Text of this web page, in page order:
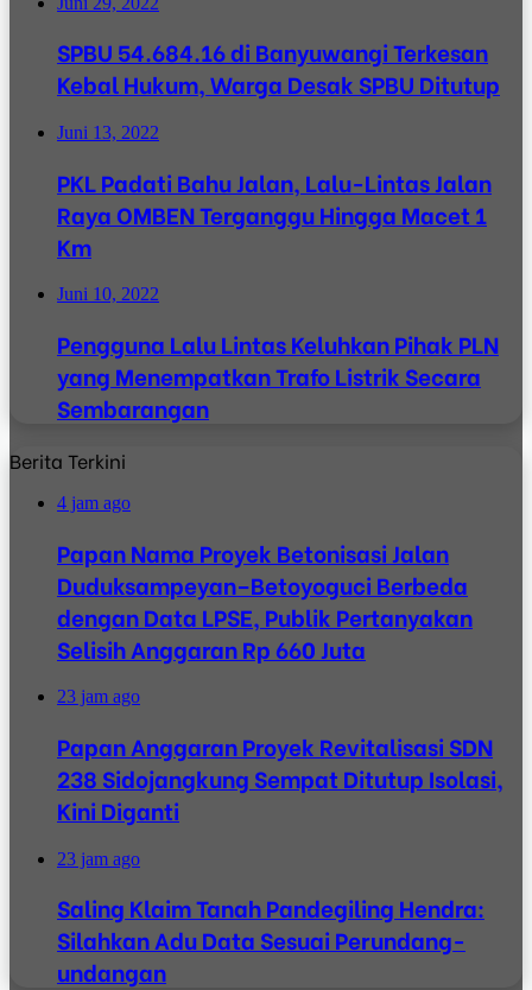
SPBU 54.684.16 di Banyuwangi Terkesan
Kebal Hukum, Warga Desak SPBU Ditutup
Juni 13, 2022
PKL Padati Bahu Jalan, Lalu-Lintas Jalan
Raya OMBEN Terganggu Hingga Macet 1
Km
Juni 10, 2022
Pengguna Lalu Lintas Keluhkan Pihak PLN
yang Menempatkan Trafo Listrik Secara
Sembarangan
Berita Terkini
4 jam ago
Papan Nama Proyek Betonisasi Jalan
Duduksampeyan–Betoyoguci Berbeda
dengan Data LPSE, Publik Pertanyakan
Selisih Anggaran Rp 660 Juta
23 jam ago
Papan Anggaran Proyek Revitalisasi SDN
238 Sidojangkung Sempat Ditutup Isolasi,
Kini Diganti
23 jam ago
Saling Klaim Tanah Pandegiling Hendra:
Silahkan Adu Data Sesuai Perundang-
undangan